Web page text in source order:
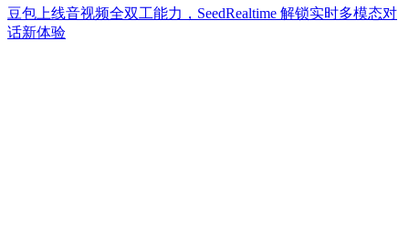
豆包上线音视频全双工能力，SeedRealtime 解锁实时多模态对
话新体验